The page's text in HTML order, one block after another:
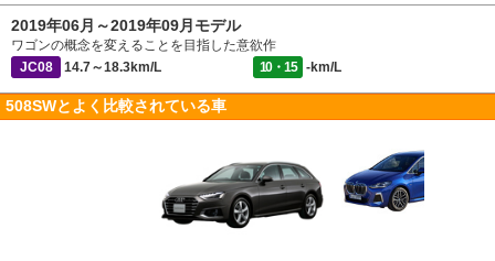
2019年06月～2019年09月モデル
ワゴンの概念を変えることを目指した意欲作
JC08
14.7～18.3km/L 10・15 -km/L
508SWとよく比較されている車